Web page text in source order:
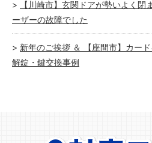
【川崎市】玄関ドアが勢いよく
ーザーの故障でした
新年のご挨拶 ＆ 【座間市】カー
解錠・鍵交換事例